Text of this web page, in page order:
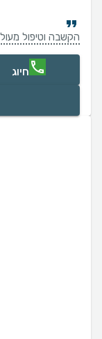
הקשבה וטיפול
חיוג